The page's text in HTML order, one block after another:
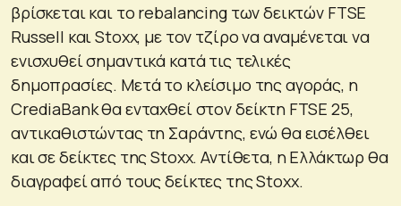
βρίσκεται και το rebalancing των δεικτών FTSE
Russell και Stoxx, με τον τζίρο να αναμένεται να
ενισχυθεί σημαντικά κατά τις τελικές
δημοπρασίες. Μετά το κλείσιμο της αγοράς, η
CrediaBank θα ενταχθεί στον δείκτη FTSE 25,
αντικαθιστώντας τη Σαράντης, ενώ θα εισέλθει
και σε δείκτες της Stoxx. Αντίθετα, η Ελλάκτωρ θα
διαγραφεί από τους δείκτες της Stoxx.